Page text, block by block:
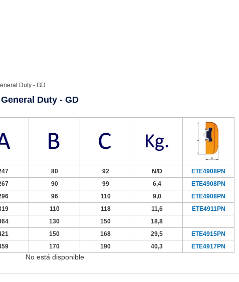
Duty - GD
Duty - GD
80 92 N/D
ETE4908PN
90 99 6,4
ETE4908PN
96 110 9,0
ETE4908PN
110 118 11,6
ETE4911PN
130 150
18,8
150 168 29,5
ETE4915PN
170 190 40,3 ETE4917PN
No está disponible